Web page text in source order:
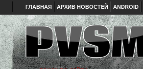
ГЛАВНАЯ АРХИВ НОВОСТЕЙ ANDROID